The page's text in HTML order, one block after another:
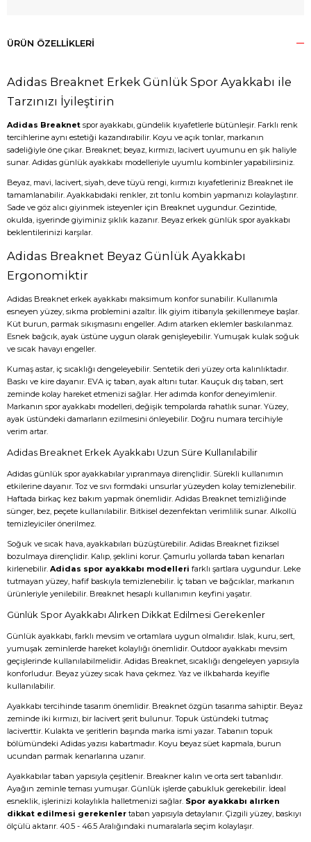
ÜRÜN ÖZELLIKLERI
Adidas Breaknet Erkek Günlük Spor Ayakkabı ile
Tarzınızı İyileştirin
Adidas Breaknet spor ayakkabı, gündelik kıyafetlerle bütünleşir. Farklı renk
tercihlerine aynı estetiği kazandırabilir. Koyu ve açık tonlar, markanın
sadeliğiyle öne çıkar. Breaknet; beyaz, kırmızı, lacivert uyumunu en şık haliyle
sunar. Adidas günlük ayakkabı modelleriyle uyumlu kombinler yapabilirsiniz.
Beyaz, mavi, lacivert, siyah, deve tüyü rengi, kırmızı kıyafetleriniz Breaknet ile
tamamlanabilir. Ayakkabıdaki renkler, zıt tonlu kombin yapmanızı kolaylaştırır.
Sade ve göz alıcı giyinmek isteyenler için Breaknet uygundur. Gezintide,
okulda, işyerinde giyiminiz şıklık kazanır. Beyaz erkek günlük spor ayakkabı
beklentilerinizi karşılar.
Adidas Breaknet Beyaz Günlük Ayakkabı
Ergonomiktir
Adidas Breaknet erkek ayakkabı maksimum konfor sunabilir. Kullanımla
esneyen yüzey, sıkma problemini azaltır. İlk giyim itibarıyla şekillenmeye başlar.
Küt burun, parmak sıkışmasını engeller. Adım atarken eklemler baskılanmaz.
Esnek bağcık, ayak üstüne uygun olarak genişleyebilir. Yumuşak kulak soğuk
ve sıcak havayı engeller.
Kumaş astar, iç sıcaklığı dengeleyebilir. Sentetik deri yüzey orta kalınlıktadır.
Baskı ve kire dayanır. EVA iç taban, ayak altını tutar. Kauçuk dış taban, sert
zeminde kolay hareket etmenizi sağlar. Her adımda konfor deneyimlenir.
Markanın spor ayakkabı modelleri, değişik tempolarda rahatlık sunar. Yüzey,
ayak üstündeki damarların ezilmesini önleyebilir. Doğru numara tercihiyle
verim artar.
Adidas Breaknet Erkek Ayakkabı Uzun Süre Kullanılabilir
Adidas günlük spor ayakkabılar yıpranmaya dirençlidir. Sürekli kullanımın
etkilerine dayanır. Toz ve sıvı formdaki unsurlar yüzeyden kolay temizlenebilir.
Haftada birkaç kez bakım yapmak önemlidir. Adidas Breaknet temizliğinde
sünger, bez, peçete kullanılabilir. Bitkisel dezenfektan verimlilik sunar. Alkollü
temizleyiciler önerilmez.
Soğuk ve sıcak hava, ayakkabıları büzüştürebilir. Adidas Breaknet fiziksel
bozulmaya dirençlidir. Kalıp, şeklini korur. Çamurlu yollarda taban kenarları
kirlenebilir. Adidas spor ayakkabı modelleri farklı şartlara uygundur. Leke
tutmayan yüzey, hafif baskıyla temizlenebilir. İç taban ve bağcıklar, markanın
ürünleriyle yenilebilir. Breaknet hesaplı kullanımın keyfini yaşatır.
Günlük Spor Ayakkabı Alırken Dikkat Edilmesi Gerekenler
Günlük ayakkabı, farklı mevsim ve ortamlara uygun olmalıdır. Islak, kuru, sert,
yumuşak zeminlerde hareket kolaylığı önemlidir. Outdoor ayakkabı mevsim
geçişlerinde kullanılabilmelidir. Adidas Breaknet, sıcaklığı dengeleyen yapısıyla
konforludur. Beyaz yüzey sıcak hava çekmez. Yaz ve ilkbaharda keyifle
kullanılabilir.
Ayakkabı tercihinde tasarım önemlidir. Breaknet özgün tasarıma sahiptir. Beyaz
zeminde iki kırmızı, bir lacivert şerit bulunur. Topuk üstündeki tutmaç
laciverttir. Kulakta ve şeritlerin başında marka ismi yazar. Tabanın topuk
bölümündeki Adidas yazısı kabartmadır. Koyu beyaz süet kapmala, burun
ucundan parmak kenarlarına uzanır.
Ayakkabılar taban yapısıyla çeşitlenir. Breakner kalın ve orta sert tabanlıdır.
Ayağın zeminle teması yumuşar. Günlük işlerde çabukluk gerekebilir. İdeal
esneklik, işlerinizi kolaylıkla halletmenizi sağlar. Spor ayakkabı alırken
dikkat edilmesi gerekenler taban yapısıyla detaylanır. Çizgili yüzey, baskıyı
ölçülü aktarır. 40.5 - 46.5 Aralığındaki numaralarla seçim kolaylaşır.